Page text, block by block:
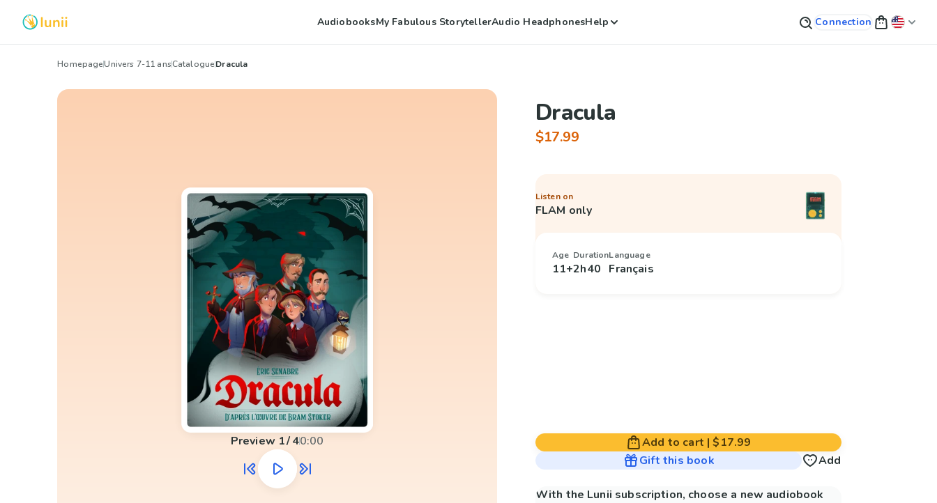
AudiobooksMy Fabulous StorytellerAudio HeadphonesHelp Connection
HomepageUnivers 7-11 ansCatalogueDracula
Preview 1/40:00
Dracula
$17.99
Listen on
FLAM only
Age
11+
Duration
2h40
Language
Français
Add to cart |$17.99
Gift this book
Add
With the Lunii subscription, choose a new audiobook